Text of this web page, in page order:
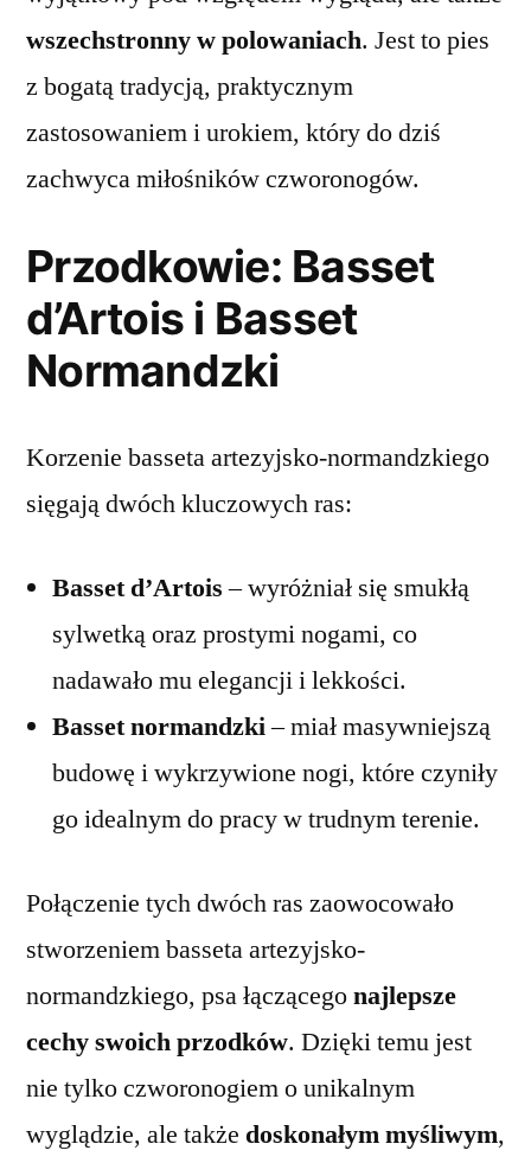
wszechstronny w polowaniach. Jest to pies
z bogatą tradycją, praktycznym
zastosowaniem i urokiem, który do dziś
zachwyca miłośników czworonogów.
Przodkowie: Basset
d’Artois i Basset
Normandzki
Korzenie basseta artezyjsko-normandzkiego
sięgają dwóch kluczowych ras:
Basset d’Artois– wyróżniał się smukłą
sylwetką oraz prostymi nogami, co
nadawało mu elegancji i lekkości.
Basset normandzki– miał masywniejszą
budowę i wykrzywione nogi, które czyniły
go idealnym do pracy w trudnym terenie.
Połączenie tych dwóch ras zaowocowało
stworzeniem basseta artezyjsko-
normandzkiego, psa łączącegonajlepsze
cechy swoich przodków. Dzięki temu jest
nie tylko czworonogiem o unikalnym
wyglądzie, ale także doskonałym myśliwym,